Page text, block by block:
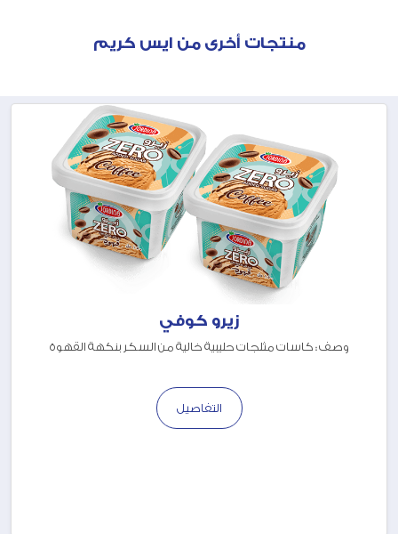
منتجات أخرى من ايس كريم
زيرو كوفي
وصف : كاسات مثلجات حليبية خالية من السكر بنكهة القهوة
التفاصيل